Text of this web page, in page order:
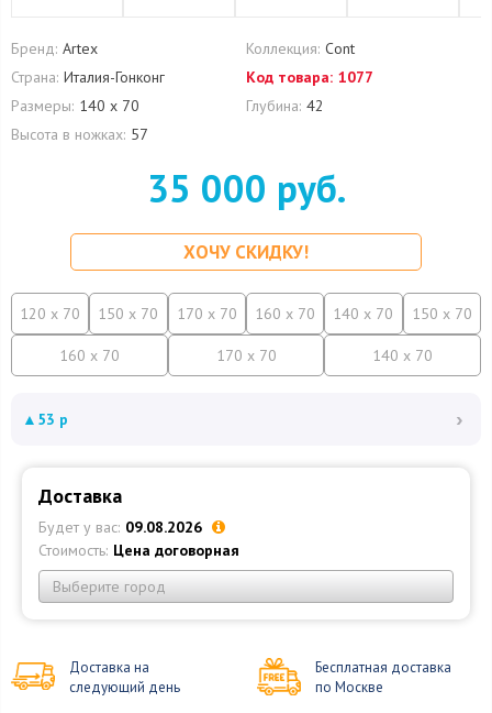
Бренд: Artex Коллекция: Cont
Страна: Италия-Гонконг Код товара: 1077
Размеры: 140 х 70 Глубина: 42
Высота в ножках: 57
35 000 руб.
ХОЧУ СКИДКУ!
120 x 70 150 x 70 170 x 70 160 x 70 140 x 70 150 x 70
160 x 70 170 x 70 140 x 70
▲ 53 р ›
Доставка
Будет у вас: 09.08.2026
Стоимость: Цена договорная
Выберите город
Доставка на
следующий день
Бесплатная доставка
по Москве